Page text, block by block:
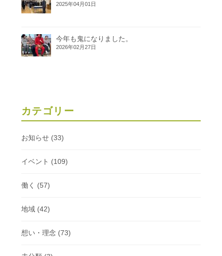
2025年04月01日
今年も鬼になりました。
2026年02月27日
カテゴリー
お知らせ(33)
イベント (109)
働く (57)
地域(42)
想い・理念 (73)